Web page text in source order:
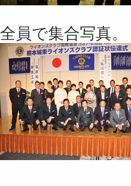
全員で集合写真。